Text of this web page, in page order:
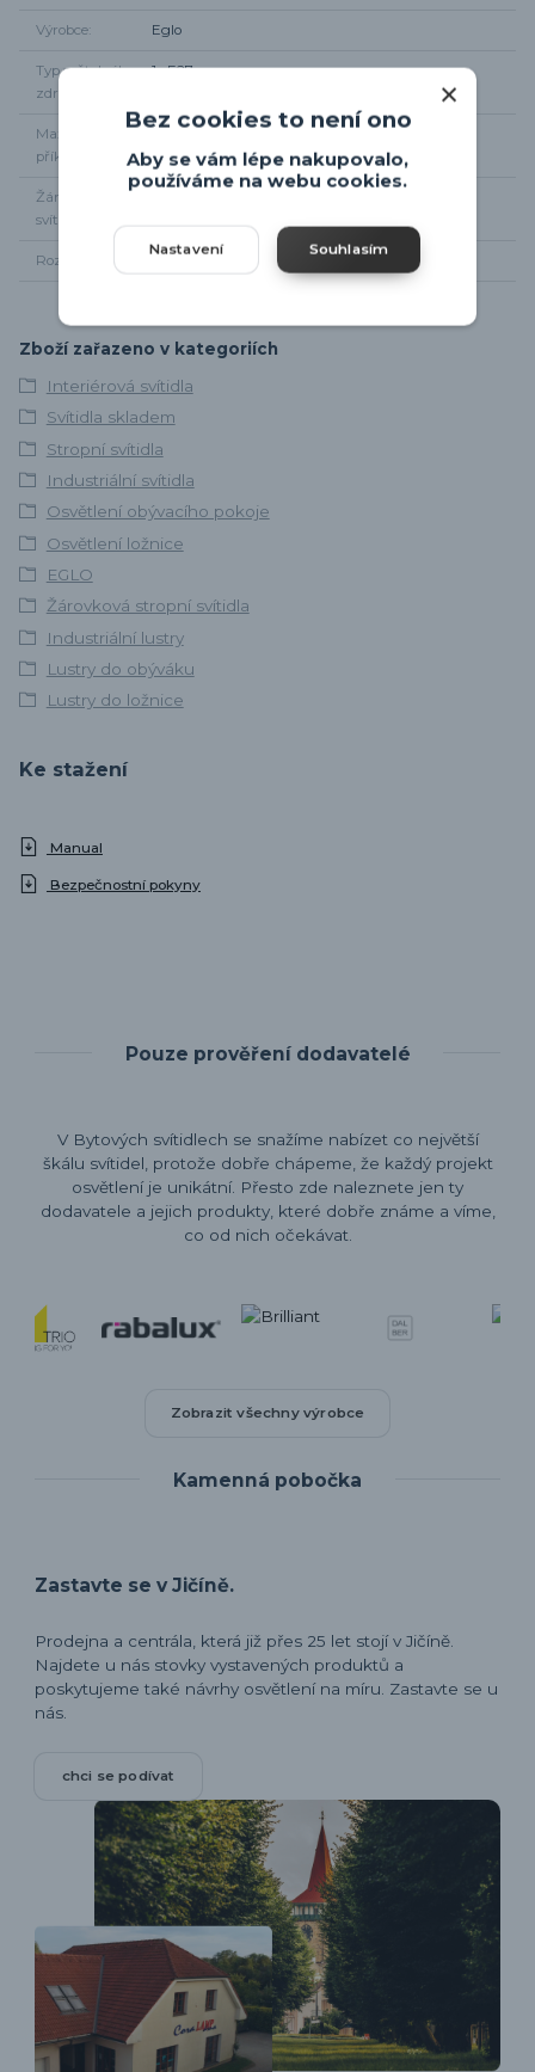
Výrobce Eglo
Typ světelného
zdroje
1x E27
Maximální
příkon
Žárovky součástí
svítidla
Rozměr svítidla od stropu max. 18,5cm, ø 35,5cm
Zboží zařazeno v kategoriích
Interiérová svítidla
Svítidla skladem
Stropní svítidla
Industriální svítidla
Osvětlení obývacího pokoje
Osvětlení ložnice
EGLO
Žárovková stropní svítidla
Industriální lustry
Lustry do obýváku
Lustry do ložnice
Ke stažení
Manual
Bezpečnostní pokyny
Pouze prověření dodavatelé
V Bytových svítidlech se snažíme nabízet co největší
škálu svítidel, protože dobře chápeme, že každý projekt
osvětlení je unikátní. Přesto zde naleznete jen ty
dodavatele a jejich produkty, které dobře známe a víme,
co od nich očekávat.
Zobrazit všechny výrobce
Kamenná pobočka
Zastavte se v Jičíně.
Prodejna a centrála, která již přes 25 let stojí v Jičíně.
Najdete u nás stovky vystavených produktů a
poskytujeme také návrhy osvětlení na míru. Zastavte se u
nás.
chci se podívat
Bez cookies to není ono
Aby se vám lépe nakupovalo,
používáme na webu cookies.
Nastavení Souhlasím